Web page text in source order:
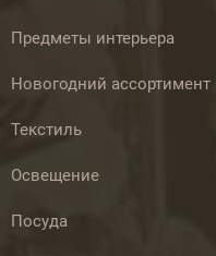
Предметы интерьера
Новогодний ассортимент
Текстиль
Освещение
Посуда